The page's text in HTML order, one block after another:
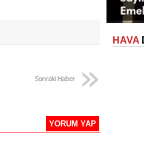
YORUM YAP
HAVA